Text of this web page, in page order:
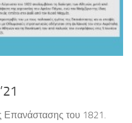
Επανάστασης του 1821.